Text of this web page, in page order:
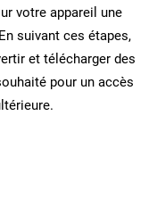
votre appareil une
suivant ces étapes,
et télécharger des
pour un accès